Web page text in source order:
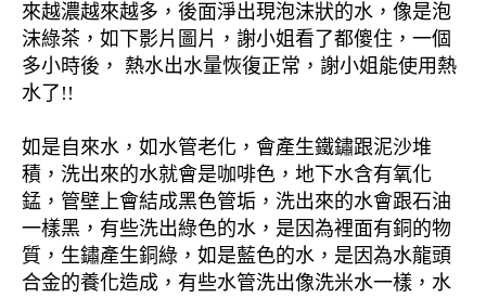
來越濃越來越多，後面淨出現泡沫狀的水，像是泡
沫綠茶，如下影片圖片，謝小姐看了都傻住，一個
多小時後， 熱水出水量恢復正常，謝小姐能使用熱
水了!!
如是自來水，如水管老化，會產生鐵鏽跟泥沙堆
積，洗出來的水就會是咖啡色，地下水含有氧化
錳，管壁上會結成黑色管垢，洗出來的水會跟石油
一樣黑，有些洗出綠色的水，是因為裡面有銅的物
質，生鏽產生銅綠，如是藍色的水，是因為水龍頭
合金的養化造成，有些水管洗出像洗米水一樣，水